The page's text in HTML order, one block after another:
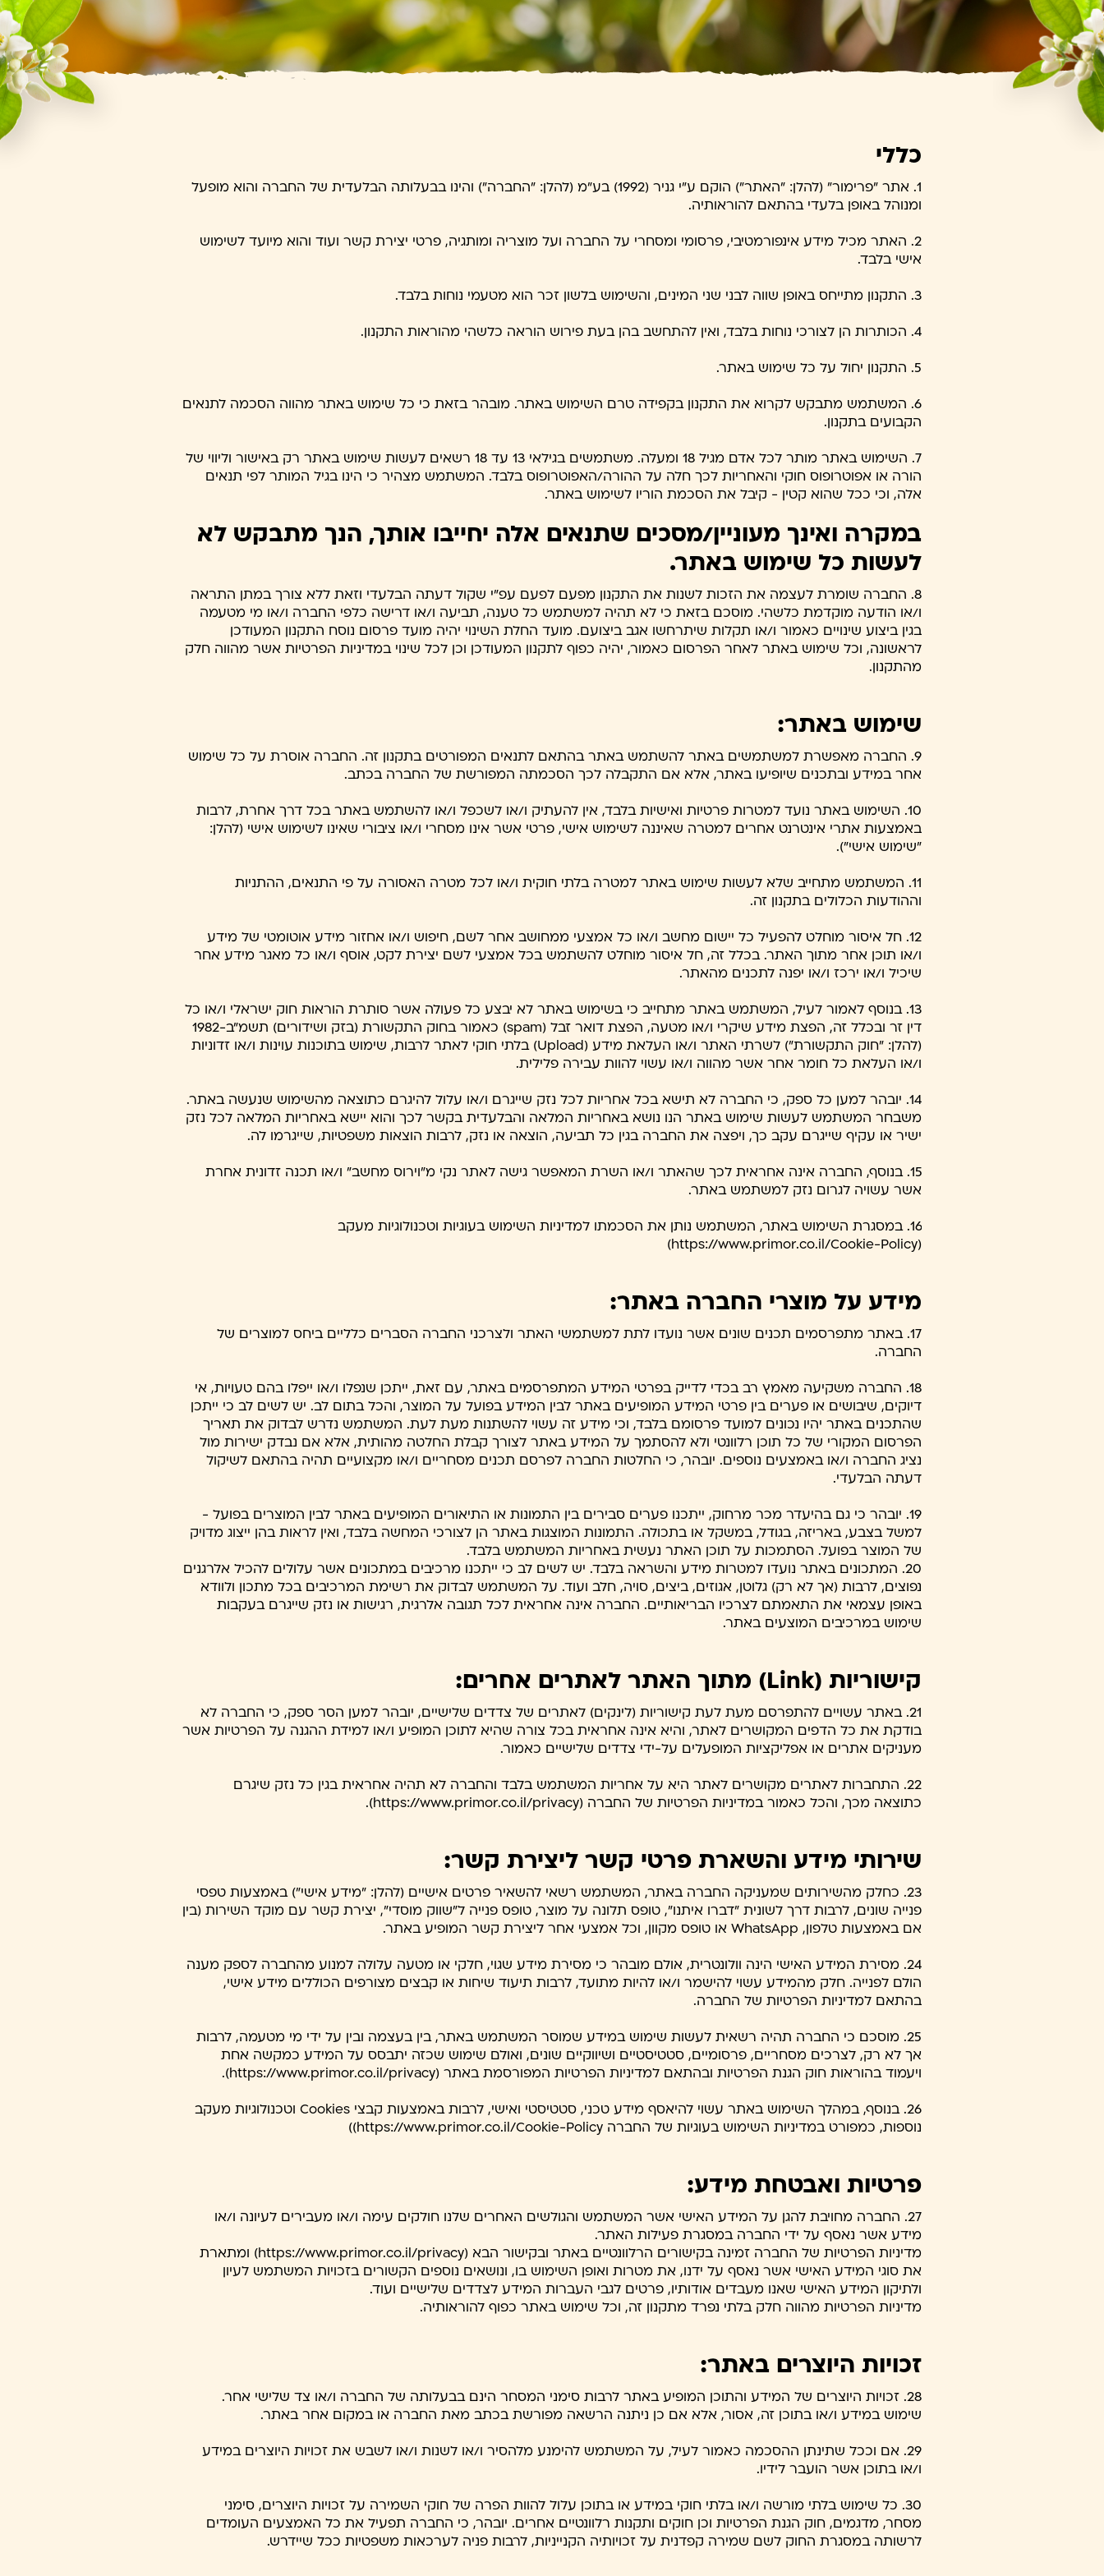
כללי
1. אתר "פרימור" (להלן: "האתר") הוקם ע"י גניר (1992) בע"מ (להלן: "החברה") והינו בבעלותה הבלעדית של החברה והוא מופעל
ומנוהל באופן בלעדי בהתאם להוראותיה.
2. האתר מכיל מידע אינפורמטיבי, פרסומי ומסחרי על החברה ועל מוצריה ומותגיה, פרטי יצירת קשר ועוד והוא מיועד לשימוש
אישי בלבד.
3. התקנון מתייחס באופן שווה לבני שני המינים, והשימוש בלשון זכר הוא מטעמי נוחות בלבד.
4. הכותרות הן לצורכי נוחות בלבד, ואין להתחשב בהן בעת פירוש הוראה כלשהי מהוראות התקנון.
5. התקנון יחול על כל שימוש באתר.
6. המשתמש מתבקש לקרוא את התקנון בקפידה טרם השימוש באתר. מובהר בזאת כי כל שימוש באתר מהווה הסכמה לתנאים
הקבועים בתקנון.
7. השימוש באתר מותר לכל אדם מגיל 18 ומעלה. משתמשים בגילאי 13 עד 18 רשאים לעשות שימוש באתר רק באישור וליווי של
הורה או אפוטרופוס חוקי והאחריות לכך חלה על ההורה/האפוטרופוס בלבד. המשתמש מצהיר כי הינו בגיל המותר לפי תנאים
אלה, וכי ככל שהוא קטין - קיבל את הסכמת הוריו לשימוש באתר.
במקרה ואינך מעוניין/מסכים שתנאים אלה יחייבו אותך, הנך מתבקש לא
לעשות כל שימוש באתר.
8. החברה שומרת לעצמה את הזכות לשנות את התקנון מפעם לפעם עפ"י שקול דעתה הבלעדי וזאת ללא צורך במתן התראה
ו/או הודעה מוקדמת כלשהי. מוסכם בזאת כי לא תהיה למשתמש כל טענה, תביעה ו/או דרישה כלפי החברה ו/או מי מטעמה
בגין ביצוע שינויים כאמור ו/או תקלות שיתרחשו אגב ביצועם. מועד החלת השינוי יהיה מועד פרסום נוסח התקנון המעודכן
לראשונה, וכל שימוש באתר לאחר הפרסום כאמור, יהיה כפוף לתקנון המעודכן וכן לכל שינוי במדיניות הפרטיות אשר מהווה חלק
מהתקנון.
שימוש באתר:
9. החברה מאפשרת למשתמשים באתר להשתמש באתר בהתאם לתנאים המפורטים בתקנון זה. החברה אוסרת על כל שימוש
אחר במידע ובתכנים שיופיעו באתר, אלא אם התקבלה לכך הסכמתה המפורשת של החברה בכתב.
10. השימוש באתר נועד למטרות פרטיות ואישיות בלבד, אין להעתיק ו/או לשכפל ו/או להשתמש באתר בכל דרך אחרת, לרבות
באמצעות אתרי אינטרנט אחרים למטרה שאיננה לשימוש אישי, פרטי אשר אינו מסחרי ו/או ציבורי שאינו לשימוש אישי (להלן:
"שימוש אישי").
11. המשתמש מתחייב שלא לעשות שימוש באתר למטרה בלתי חוקית ו/או לכל מטרה האסורה על פי התנאים, ההתניות
וההודעות הכלולים בתקנון זה.
12. חל איסור מוחלט להפעיל כל יישום מחשב ו/או כל אמצעי ממחושב אחר לשם, חיפוש ו/או אחזור מידע אוטומטי של מידע
ו/או תוכן אחר מתוך האתר. בכלל זה, חל איסור מוחלט להשתמש בכל אמצעי לשם יצירת לקט, אוסף ו/או כל מאגר מידע אחר
שיכיל ו/או ירכז ו/או יפנה לתכנים מהאתר.
13. בנוסף לאמור לעיל, המשתמש באתר מתחייב כי בשימוש באתר לא יבצע כל פעולה אשר סותרת הוראות חוק ישראלי ו/או כל
דין זר ובכלל זה, הפצת מידע שיקרי ו/או מטעה, הפצת דואר זבל (spam) כאמור בחוק התקשורת (בזק ושידורים) תשמ"ב-1982
(להלן: "חוק התקשורת") לשרתי האתר ו/או העלאת מידע (Upload) בלתי חוקי לאתר לרבות, שימוש בתוכנות עוינות ו/או זדוניות
ו/או העלאת כל חומר אחר אשר מהווה ו/או עשוי להוות עבירה פלילית.
14. יובהר למען כל ספק, כי החברה לא תישא בכל אחריות לכל נזק שייגרם ו/או עלול להיגרם כתוצאה מהשימוש שנעשה באתר.
משבחר המשתמש לעשות שימוש באתר הנו נושא באחריות המלאה והבלעדית בקשר לכך והוא יישא באחריות המלאה לכל נזק
ישיר או עקיף שייגרם עקב כך, ויפצה את החברה בגין כל תביעה, הוצאה או נזק, לרבות הוצאות משפטיות, שייגרמו לה.
15. בנוסף, החברה אינה אחראית לכך שהאתר ו/או השרת המאפשר גישה לאתר נקי מ"וירוס מחשב" ו/או תכנה זדונית אחרת
אשר עשויה לגרום נזק למשתמש באתר.
16. במסגרת השימוש באתר, המשתמש נותן את הסכמתו למדיניות השימוש בעוגיות וטכנולוגיות מעקב
(https://www.primor.co.il/Cookie-Policy)
מידע על מוצרי החברה באתר:
17. באתר מתפרסמים תכנים שונים אשר נועדו לתת למשתמשי האתר ולצרכני החברה הסברים כלליים ביחס למוצרים של
החברה.
18. החברה משקיעה מאמץ רב בכדי לדייק בפרטי המידע המתפרסמים באתר, עם זאת, ייתכן שנפלו ו/או ייפלו בהם טעויות, אי
דיוקים, שיבושים או פערים בין פרטי המידע המופיעים באתר לבין המידע בפועל על המוצר, והכל בתום לב. יש לשים לב כי ייתכן
שהתכנים באתר יהיו נכונים למועד פרסומם בלבד, וכי מידע זה עשוי להשתנות מעת לעת. המשתמש נדרש לבדוק את תאריך
הפרסום המקורי של כל תוכן רלוונטי ולא להסתמך על המידע באתר לצורך קבלת החלטה מהותית, אלא אם נבדק ישירות מול
נציג החברה ו/או באמצעים נוספים. יובהר, כי החלטות החברה לפרסם תכנים מסחריים ו/או מקצועיים תהיה בהתאם לשיקול
דעתה הבלעדי.
19. יובהר כי גם בהיעדר מכר מרחוק, ייתכנו פערים סבירים בין התמונות או התיאורים המופיעים באתר לבין המוצרים בפועל -
למשל בצבע, באריזה, בגודל, במשקל או בתכולה. התמונות המוצגות באתר הן לצורכי המחשה בלבד, ואין לראות בהן ייצוג מדויק
של המוצר בפועל. הסתמכות על תוכן האתר נעשית באחריות המשתמש בלבד.
20. המתכונים באתר נועדו למטרות מידע והשראה בלבד. יש לשים לב כי ייתכנו מרכיבים במתכונים אשר עלולים להכיל אלרגנים
נפוצים, לרבות (אך לא רק) גלוטן, אגוזים, ביצים, סויה, חלב ועוד. על המשתמש לבדוק את רשימת המרכיבים בכל מתכון ולוודא
באופן עצמאי את התאמתם לצרכיו הבריאותיים. החברה אינה אחראית לכל תגובה אלרגית, רגישות או נזק שייגרם בעקבות
שימוש במרכיבים המוצעים באתר.
קישוריות (Link) מתוך האתר לאתרים אחרים:
21. באתר עשויים להתפרסם מעת לעת קישוריות (לינקים) לאתרים של צדדים שלישיים, יובהר למען הסר ספק, כי החברה לא
בודקת את כל הדפים המקושרים לאתר, והיא אינה אחראית בכל צורה שהיא לתוכן המופיע ו/או למידת ההגנה על הפרטיות אשר
מעניקים אתרים או אפליקציות המופעלים על-ידי צדדים שלישיים כאמור.
22. התחברות לאתרים מקושרים לאתר היא על אחריות המשתמש בלבד והחברה לא תהיה אחראית בגין כל נזק שיגרם
כתוצאה מכך, והכל כאמור במדיניות הפרטיות של החברה (https://www.primor.co.il/privacy).
שירותי מידע והשארת פרטי קשר ליצירת קשר:
23. כחלק מהשירותים שמעניקה החברה באתר, המשתמש רשאי להשאיר פרטים אישיים (להלן: "מידע אישי") באמצעות טפסי
פנייה שונים, לרבות דרך לשונית "דברו איתנו", טופס תלונה על מוצר, טופס פנייה ל"שווק מוסדי", יצירת קשר עם מוקד השירות (בין
אם באמצעות טלפון, WhatsApp או טופס מקוון, וכל אמצעי אחר ליצירת קשר המופיע באתר.
24. מסירת המידע האישי הינה וולונטרית, אולם מובהר כי מסירת מידע שגוי, חלקי או מטעה עלולה למנוע מהחברה לספק מענה
הולם לפנייה. חלק מהמידע עשוי להישמר ו/או להיות מתועד, לרבות תיעוד שיחות או קבצים מצורפים הכוללים מידע אישי,
בהתאם למדיניות הפרטיות של החברה.
25. מוסכם כי החברה תהיה רשאית לעשות שימוש במידע שמוסר המשתמש באתר, בין בעצמה ובין על ידי מי מטעמה, לרבות
אך לא רק, לצרכים מסחריים, פרסומיים, סטטיסטיים ושיווקיים שונים, ואולם שימוש שכזה יתבסס על המידע כמקשה אחת
ויעמוד בהוראות חוק הגנת הפרטיות ובהתאם למדיניות הפרטיות המפורסמת באתר (https://www.primor.co.il/privacy).
26. בנוסף, במהלך השימוש באתר עשוי להיאסף מידע טכני, סטטיסטי ואישי, לרבות באמצעות קבצי Cookies וטכנולוגיות מעקב
נוספות, כמפורט במדיניות השימוש בעוגיות של החברה https://www.primor.co.il/Cookie-Policy))
פרטיות ואבטחת מידע:
27. החברה מחויבת להגן על המידע האישי אשר המשתמש והגולשים האחרים שלנו חולקים עימה ו/או מעבירים לעיונה ו/או
מידע אשר נאסף על ידי החברה במסגרת פעילות האתר.
מדיניות הפרטיות של החברה זמינה בקישורים הרלוונטיים באתר ובקישור הבא (https://www.primor.co.il/privacy) ומתארת
את סוגי המידע האישי אשר נאסף על ידנו, את מטרות ואופן השימוש בו, ונושאים נוספים הקשורים בזכויות המשתמש לעיון
ולתיקון המידע האישי שאנו מעבדים אודותיו, פרטים לגבי העברות המידע לצדדים שלישיים ועוד.
מדיניות הפרטיות מהווה חלק בלתי נפרד מתקנון זה, וכל שימוש באתר כפוף להוראותיה.
זכויות היוצרים באתר:
28. זכויות היוצרים של המידע והתוכן המופיע באתר לרבות סימני המסחר הינם בבעלותה של החברה ו/או צד שלישי אחר.
שימוש במידע ו/או בתוכן זה, אסור, אלא אם כן ניתנה הרשאה מפורשת בכתב מאת החברה או במקום אחר באתר.
29. אם וככל שתינתן ההסכמה כאמור לעיל, על המשתמש להימנע מלהסיר ו/או לשנות ו/או לשבש את זכויות היוצרים במידע
ו/או בתוכן אשר הועבר לידיו.
30. כל שימוש בלתי מורשה ו/או בלתי חוקי במידע או בתוכן עלול להוות הפרה של חוקי השמירה על זכויות היוצרים, סימני
מסחר, מדגמים, חוק הגנת הפרטיות וכן חוקים ותקנות רלוונטיים אחרים. יובהר, כי החברה תפעיל את כל האמצעים העומדים
לרשותה במסגרת החוק לשם שמירה קפדנית על זכויותיה הקנייניות, לרבות פניה לערכאות משפטיות ככל שיידרש.